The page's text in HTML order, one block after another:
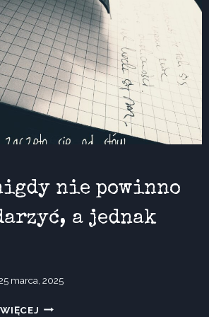
nie powinno
a jednak
marca, 2025
TO,